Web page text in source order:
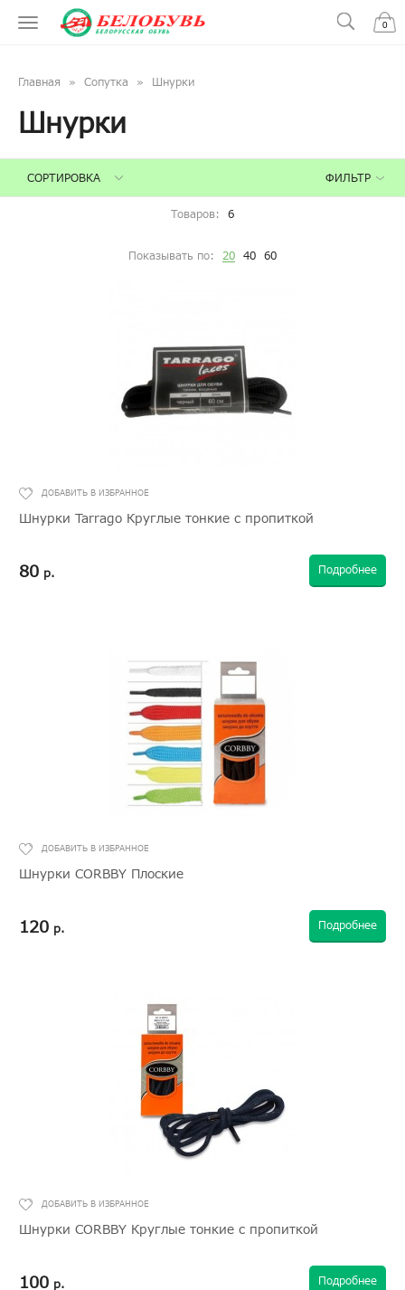
0
Главная Сопутка Шнурки
Шнурки
СОРТИРОВКА ФИЛЬТР
Товаров: 6
Показывать по: 20 40 60
Шнурки Tarrago Круглые тонкие с пропиткой
80 р. Подробнее
Шнурки CORBBY Плоские
120 р. Подробнее
Шнурки CORBBY Круглые тонкие с пропиткой
100 р. Подробнее